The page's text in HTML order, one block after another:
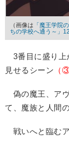
（画像は 「魔王学院
ちの学校へ通う～」
3番目に盛り上
見せるシーン （
偽の魔王、ア
て、魔族と人間
戦いへと臨む